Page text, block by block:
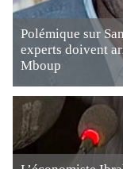
Polémique sur
experts doivent
Mboup